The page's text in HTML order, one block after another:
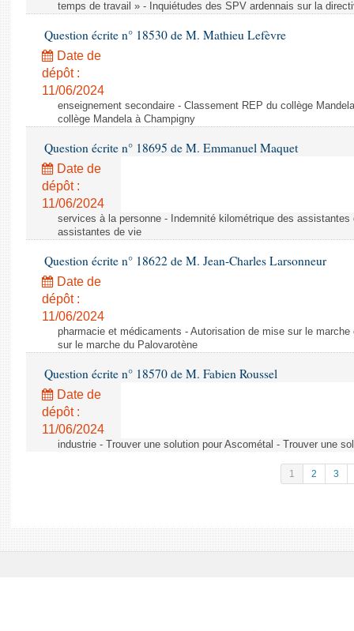
temps de travail » - Inquiétudes des SPV ardennais sur la
Question écrite n° 18530 de M. Mathieu Lefèvre
Date de
dépôt :
11/06/2024
enseignement secondaire - Classement REP du collège
collège Mandela à Champigny
Question écrite n° 18695 de M. Emmanuel Maquet
Date de
dépôt :
11/06/2024
services à la personne - Indemnité kilométrique des
assistantes de vie
Question écrite n° 18622 de M. Jean-Charles Larsonneur
Date de
dépôt :
11/06/2024
pharmacie et médicaments - Autorisation de mise sur le
sur le marche du Palovarotène
Question écrite n° 18570 de M. Fabien Roussel
Date de
dépôt :
11/06/2024
industrie - Trouver une solution pour Ascométal - Trouver une
1 2 3